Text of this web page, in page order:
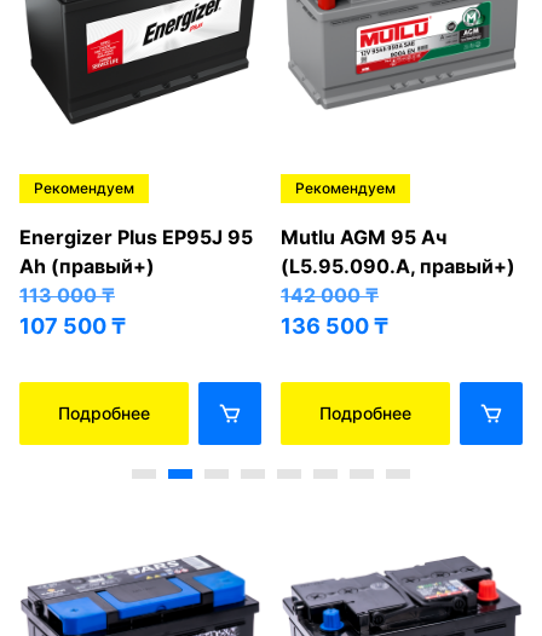
Рекомендуем
Energizer Plus EP95J 95
Ah (правый+)
113 000₸
107 500₸
Подробнее
Рекомендуем
Mutlu AGM 95 Ач
(L5.95.090.A, правый+)
142 000₸
136 500₸
Подробнее